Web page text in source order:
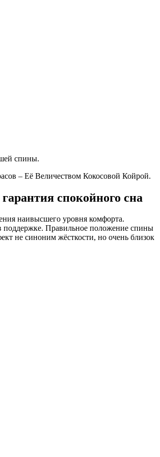
спины.
– Её Величеством Кокосовой Койрой.
спокойного сна
наивысшего уровня комфорта.
поддержке. Правильное положение спины
не синоним жёсткости, но очень близок